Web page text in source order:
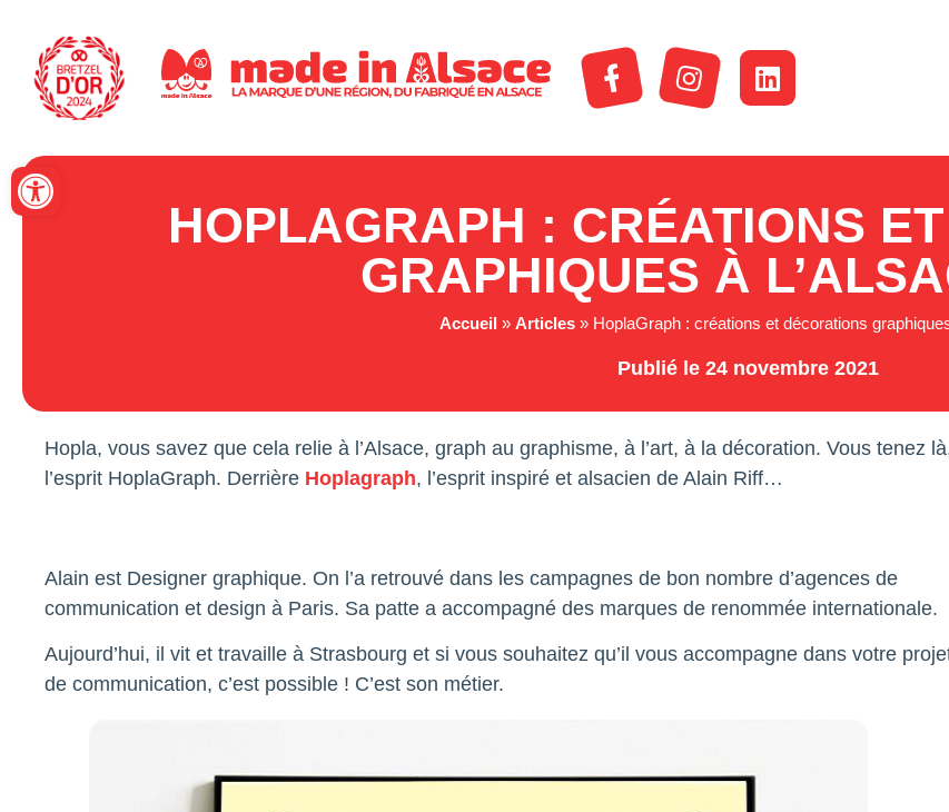
Ouvrir la barre d’outils
HOPLAGRAPH : CRÉATIONS
GRAPHIQUES À
Accueil » Articles» HoplaGraph : créations et décorations
Publié le 24 novembre 2021
Hopla, vous savez que cela relie à l’Alsace, graph au graphisme, à l’art, à la décoration. Vous tenez
l’esprit HoplaGraph. Derrière Hoplagraph, l’esprit inspiré et alsacien de Alain Riff…
Alain est Designer graphique. On l’a retrouvé dans les campagnes de bon nombre d’agences de
communication et design à Paris. Sa patte a accompagné des marques de renommée internationale.
Aujourd’hui, il vit et travaille à Strasbourg et si vous souhaitez qu’il vous accompagne dans votre
de communication, c’est possible ! C’est son métier.